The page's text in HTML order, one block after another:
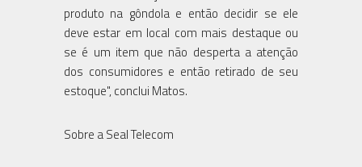
produto na gôndola e então decidir se ele
deve estar em local com mais destaque ou
se é um item que não desperta a atenção
dos consumidores e então retirado de seu
estoque", conclui Matos.
Sobre a Seal Telecom